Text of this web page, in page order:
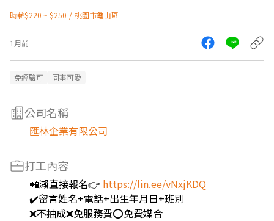
時薪$220 ~ $250 / 桃園市龜山區
1月前
免經驗可 同事可愛
公司名稱
匯林企業有限公司
打工內容
📲瀨直接報名👉 https://lin.ee/vNxjKDQ
✔️留言姓名+電話+出生年月日+班別
❌不抽成❌免服務費⭕️免費媒合